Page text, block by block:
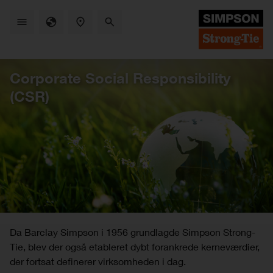
Corporate Social Responsibility
(CSR)
Da Barclay Simpson i 1956 grundlagde Simpson Strong-
Tie, blev der også etableret dybt forankrede kerneværdier,
der fortsat definerer virksomheden i dag.